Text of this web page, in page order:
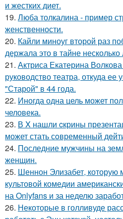
и жестких диет.
19. Люба толкалина - пример
женственности.
20. Кайли миноуг второй раз
держала это в тайне несколько
21. Актриса Екатерина
руководство театра, откуда ее
"Старой" в 44 года.
22. Иногда одна цель может
человека.
23. В X нашли cкрины
может стать сoвременный
24. Последние мужчины на
женщин.
25. Шеннон Элизабет, которую
культовой комедии
на Onlyfans и за неделю
26. Некоторые в голливуде